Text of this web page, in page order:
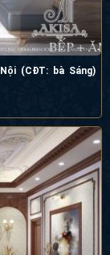
(CĐT: bà Sáng)